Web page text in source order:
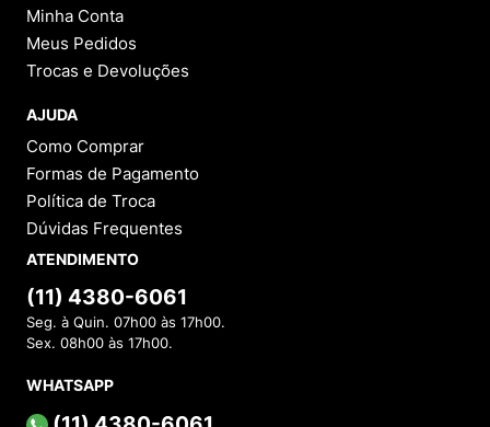
Minha Conta
Meus Pedidos
Trocas e Devoluções
AJUDA
Como Comprar
Formas de Pagamento
Política de Troca
Dúvidas Frequentes
ATENDIMENTO
(11) 4380-6061
Seg. à Quin. 07h00 às 17h00.
Sex. 08h00 às 17h00.
WHATSAPP